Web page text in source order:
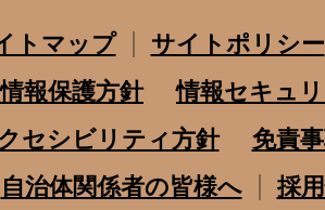
トマップ
サイトポリシー
報保護方針
情報セキュ
セシビリティ方針
免責
自治体関係者の皆様へ
採